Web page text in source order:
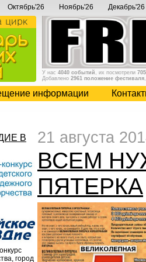
Октябрь'26 Ноябрь'26 Декабрь'26
У нас 4040 событий , их посмотрели
Добавлено 2961 положение фестиваля
информации
В
город
21 августа
ВСЕМ
ПЯТЕРКА